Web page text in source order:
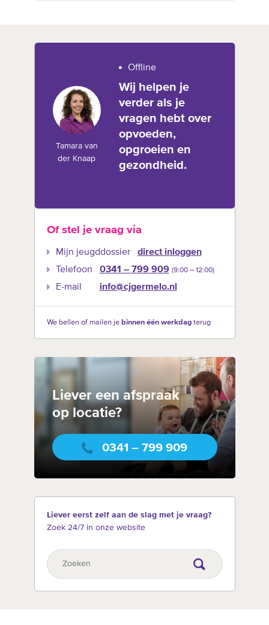
Tamara van
der Knaap
Offline
Wij helpen je
verder als je
vragen hebt over
opvoeden,
opgroeien en
gezondheid.
Of stel je vraag via
Mijn jeugddossier
direct inloggen
Telefoon
0341 – 799 909 (9:00 –‍ 12:00)
E-mail info@cjgermelo.nl
We bellen of mailen je binnen één werkdagterug
Liever een afspraak
op locatie?
0341 – 799 909
Liever eerst zelf aan de slag met je vraag?
Zoek 24/7 in onze website